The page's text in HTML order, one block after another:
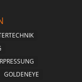
GOLDENEYE